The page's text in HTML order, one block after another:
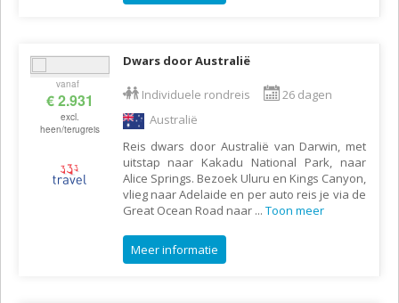
vanaf
€ 2.931
excl.
heen/terugreis
Dwars door Australië
Individuele rondreis
26 dagen
Australië
Reis dwars door Australië van Darwin, met
uitstap naar Kakadu National Park, naar
Alice Springs. Bezoek Uluru en Kings Canyon,
vlieg naar Adelaide en per auto reis je via de
Great Ocean Road naar ... Toon meer
Meer informatie